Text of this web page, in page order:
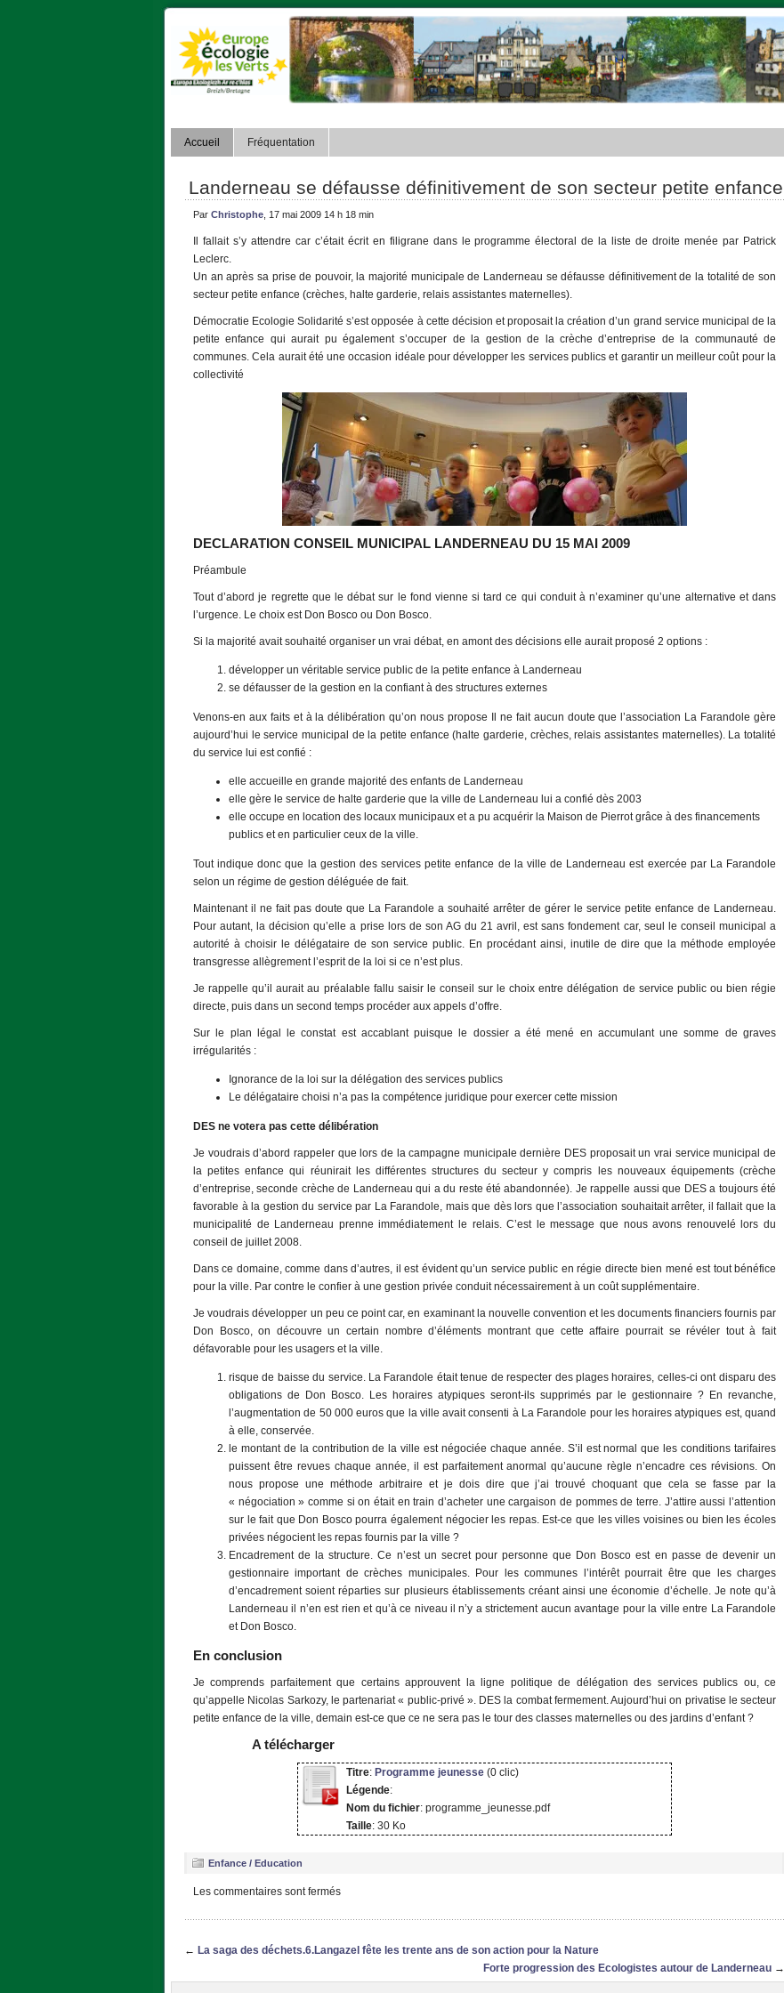
Accueil Fréquentation
Landerneau se défausse définitivement de son secteur petite enfance
Par Christophe , 17 mai 2009 14 h 18 min
Il fallait s’y attendre car c’était écrit en filigrane dans le programme électoral de la liste de droite menée par Patrick
Leclerc.
Un an après sa prise de pouvoir, la majorité municipale de Landerneau se défausse définitivement de la totalité de son
secteur petite enfance (crèches, halte garderie, relais assistantes maternelles).
Démocratie Ecologie Solidarité s’est opposée à cette décision et proposait la création d’un grand service municipal de la
petite enfance qui aurait pu également s’occuper de la gestion de la crèche d’entreprise de la communauté de
communes. Cela aurait été une occasion idéale pour développer les services publics et garantir un meilleur coût pour la
collectivité
DECLARATION CONSEIL MUNICIPAL LANDERNEAU DU 15 MAI 2009
Préambule
Tout d’abord je regrette que le débat sur le fond vienne si tard ce qui conduit à n’examiner qu’une alternative et dans
l’urgence. Le choix est Don Bosco ou Don Bosco.
Si la majorité avait souhaité organiser un vrai débat, en amont des décisions elle aurait proposé 2 options :
développer un véritable service public de la petite enfance à Landerneau
se défausser de la gestion en la confiant à des structures externes
Venons-en aux faits et à la délibération qu’on nous propose Il ne fait aucun doute que l’association La Farandole gère
aujourd’hui le service municipal de la petite enfance (halte garderie, crèches, relais assistantes maternelles). La totalité
du service lui est confié :
elle accueille en grande majorité des enfants de Landerneau
elle gère le service de halte garderie que la ville de Landerneau lui a confié dès 2003
elle occupe en location des locaux municipaux et a pu acquérir la Maison de Pierrot grâce à des financements
publics et en particulier ceux de la ville.
Tout indique donc que la gestion des services petite enfance de la ville de Landerneau est exercée par La Farandole
selon un régime de gestion déléguée de fait.
Maintenant il ne fait pas doute que La Farandole a souhaité arrêter de gérer le service petite enfance de Landerneau.
Pour autant, la décision qu’elle a prise lors de son AG du 21 avril, est sans fondement car, seul le conseil municipal a
autorité à choisir le délégataire de son service public. En procédant ainsi, inutile de dire que la méthode employée
transgresse allègrement l’esprit de la loi si ce n’est plus.
Je rappelle qu’il aurait au préalable fallu saisir le conseil sur le choix entre délégation de service public ou bien régie
directe, puis dans un second temps procéder aux appels d’offre.
Sur le plan légal le constat est accablant puisque le dossier a été mené en accumulant une somme de graves
irrégularités :
Ignorance de la loi sur la délégation des services publics
Le délégataire choisi n’a pas la compétence juridique pour exercer cette mission
DES ne votera pas cette délibération
Je voudrais d’abord rappeler que lors de la campagne municipale dernière DES proposait un vrai service municipal de
la petites enfance qui réunirait les différentes structures du secteur y compris les nouveaux équipements (crèche
d’entreprise, seconde crèche de Landerneau qui a du reste été abandonnée). Je rappelle aussi que DES a toujours été
favorable à la gestion du service par La Farandole, mais que dès lors que l’association souhaitait arrêter, il fallait que la
municipalité de Landerneau prenne immédiatement le relais. C’est le message que nous avons renouvelé lors du
conseil de juillet 2008.
Dans ce domaine, comme dans d’autres, il est évident qu’un service public en régie directe bien mené est tout bénéfice
pour la ville. Par contre le confier à une gestion privée conduit nécessairement à un coût supplémentaire.
Je voudrais développer un peu ce point car, en examinant la nouvelle convention et les documents financiers fournis par
Don Bosco, on découvre un certain nombre d’éléments montrant que cette affaire pourrait se révéler tout à fait
défavorable pour les usagers et la ville.
risque de baisse du service. La Farandole était tenue de respecter des plages horaires, celles-ci ont disparu des
obligations de Don Bosco. Les horaires atypiques seront-ils supprimés par le gestionnaire ? En revanche,
l’augmentation de 50 000 euros que la ville avait consenti à La Farandole pour les horaires atypiques est, quand
à elle, conservée.
le montant de la contribution de la ville est négociée chaque année. S’il est normal que les conditions tarifaires
puissent être revues chaque année, il est parfaitement anormal qu’aucune règle n’encadre ces révisions. On
nous propose une méthode arbitraire et je dois dire que j’ai trouvé choquant que cela se fasse par la
« négociation » comme si on était en train d’acheter une cargaison de pommes de terre. J’attire aussi l’attention
sur le fait que Don Bosco pourra également négocier les repas. Est-ce que les villes voisines ou bien les écoles
privées négocient les repas fournis par la ville ?
Encadrement de la structure. Ce n’est un secret pour personne que Don Bosco est en passe de devenir un
gestionnaire important de crèches municipales. Pour les communes l’intérêt pourrait être que les charges
d’encadrement soient réparties sur plusieurs établissements créant ainsi une économie d’échelle. Je note qu’à
Landerneau il n’en est rien et qu’à ce niveau il n’y a strictement aucun avantage pour la ville entre La Farandole
et Don Bosco.
En conclusion
Je comprends parfaitement que certains approuvent la ligne politique de délégation des services publics ou, ce
qu’appelle Nicolas Sarkozy, le partenariat « public-privé ». DES la combat fermement. Aujourd’hui on privatise le secteur
petite enfance de la ville, demain est-ce que ce ne sera pas le tour des classes maternelles ou des jardins d’enfant ?
A télécharger
Titre:Programme jeunesse (0 clic)
Légende:
Nom du fichier: programme_jeunesse.pdf
Taille: 30 Ko
Enfance / Education
Les commentaires sont fermés
← La saga des déchets.6.Langazel fête les trente ans de son action pour la Nature
Forte progression des Ecologistes autour de Landerneau →